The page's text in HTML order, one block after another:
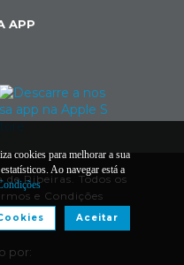
APP
Ribeiras. Todos os
e Condições
por:
cookies para melhorar a sua
Ao navegar está a
Aceitar